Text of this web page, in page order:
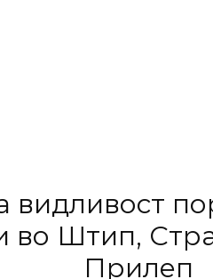
видливост
во Штип,
Прилеп